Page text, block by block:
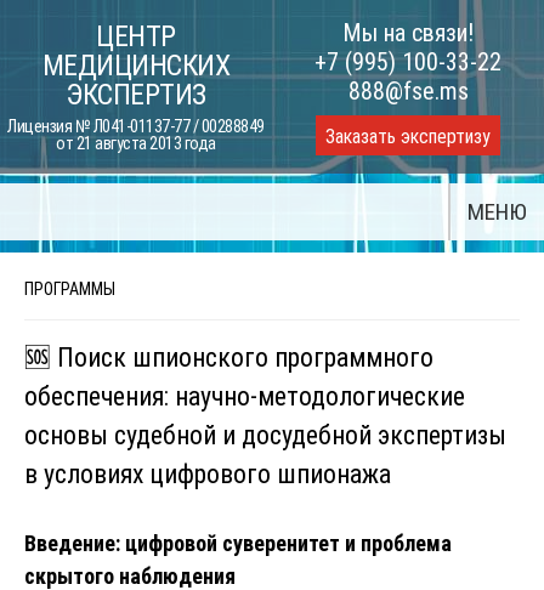
content
ЦЕНТР
МЕДИЦИНСКИХ
ЭКСПЕРТИЗ
Лицензия № Л041-01137-77 / 00288849
от 21 августа 2013 года
Мы на связи!
+7 (995) 100-33-22
888@fse.ms
Заказать экспертизу
МЕНЮ
ПРОГРАММЫ
🆘 Поиск шпионского программного
обеспечения: научно-методологические
основы судебной и досудебной экспертизы
в условиях цифрового шпионажа
Введение: цифровой суверенитет и проблема
скрытого наблюдения